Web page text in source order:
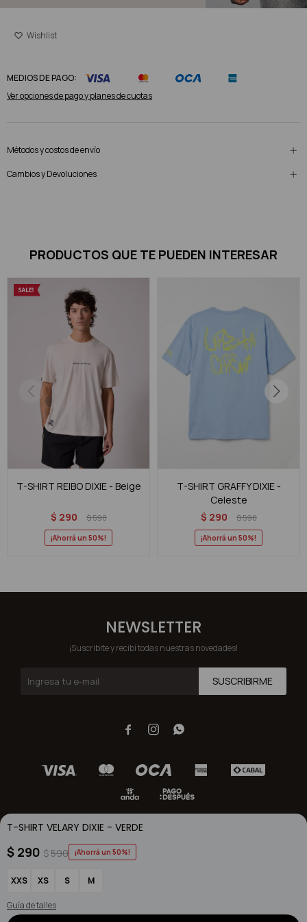
T-SHIRT VELARY DIXIE - VERDE
$ 290 $590 50
XXS XS S M
Guía de talles
MEDIOS DE PAGO:
Ver opciones de pago y planes de cuotas
Métodos y costos de envío
Cambios y Devoluciones
PRODUCTOS QUE TE PUEDEN INTERESAR
T-SHIRT REIBO DIXIE - Beige
$ 290 $590
50
T-SHIRT GRAFFY DIXIE -
Celeste
$ 290 $590
50
NEWSLETTER
¡Suscribite y recibí todas nuestras novedades!
SUSCRIBIRME
  
© Copyright 2026 / Dixie / FORTER S.A Rut 213720560017